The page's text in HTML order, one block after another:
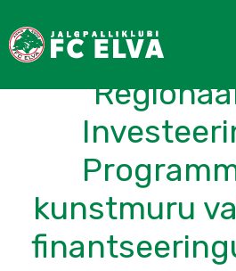
Klubi esitas
kunstmuru